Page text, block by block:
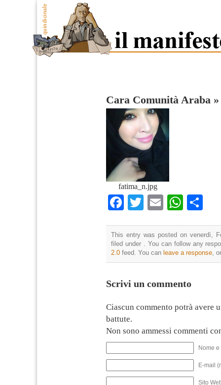
Cara Comunità Araba
fatima_n.jpg
Facebook
TwitterEmail
This entry was posted on venerdì,
filed under . You can follow any
2.0 feed. You can leave a response,
Scrivi un commento
Ciascun commento potrà avere
battute.
Non sono ammessi commenti
Nome
E-mail
Sito